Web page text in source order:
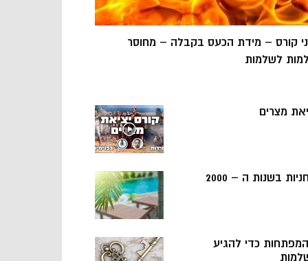
קורס – מידת הכעס בקבלה – מחוסר
לשלמות
מצרים
בשנות ה – 2000
5 המפתחות כדי להגיע